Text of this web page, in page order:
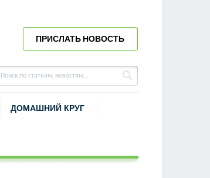
ПРИСЛАТЬ НОВОСТЬ
ДОМАШНИЙ КРУГ